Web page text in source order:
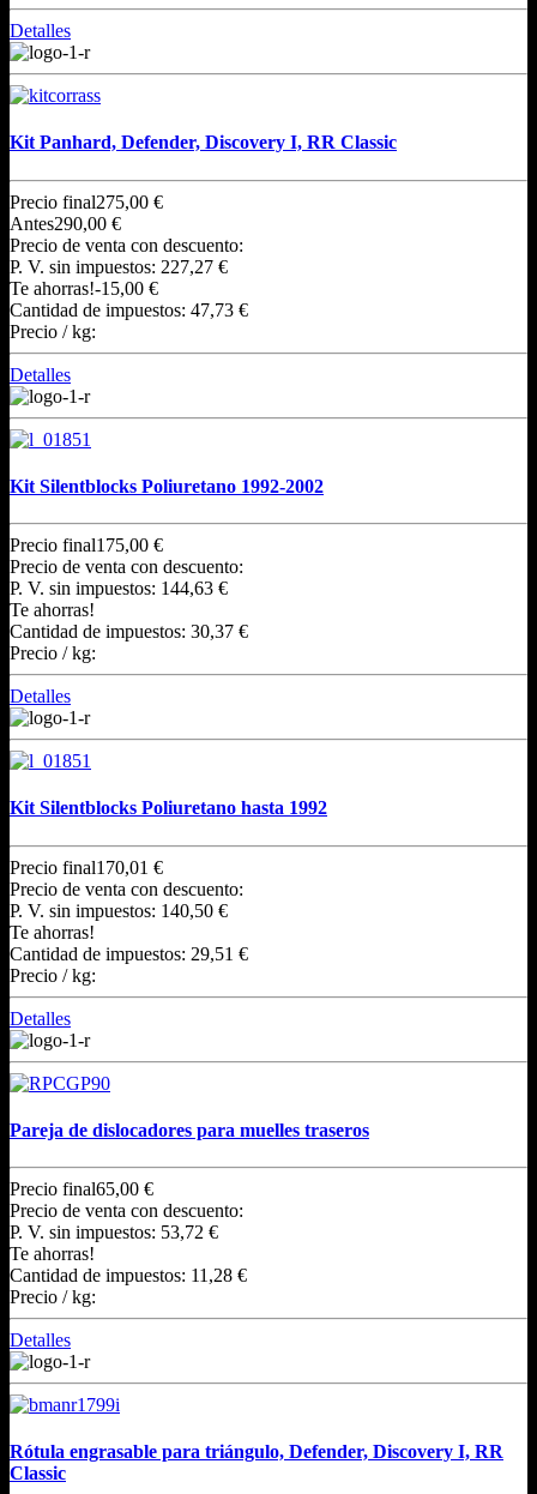
Detalles
Kit Panhard, Defender, Discovery I, RR Classic
Precio final275,00 €
Antes290,00 €
Precio de venta con descuento:
P. V. sin impuestos: 227,27 €
Te ahorras!-15,00 €
Cantidad de impuestos: 47,73 €
Precio / kg:
Detalles
Kit Silentblocks Poliuretano 1992-2002
Precio final175,00 €
Precio de venta con descuento:
P. V. sin impuestos: 144,63 €
Te ahorras!
Cantidad de impuestos: 30,37 €
Precio / kg:
Detalles
Kit Silentblocks Poliuretano hasta 1992
Precio final170,01 €
Precio de venta con descuento:
P. V. sin impuestos: 140,50 €
Te ahorras!
Cantidad de impuestos: 29,51 €
Precio / kg:
Detalles
Pareja de dislocadores para muelles traseros
Precio final65,00 €
Precio de venta con descuento:
P. V. sin impuestos: 53,72 €
Te ahorras!
Cantidad de impuestos: 11,28 €
Precio / kg:
Detalles
Rótula engrasable para triángulo, Defender, Discovery I, RR
Classic